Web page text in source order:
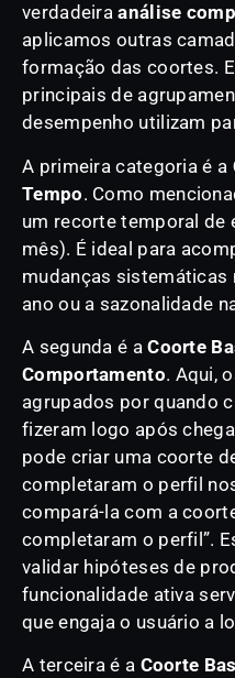
verdadeiraanálise
aplicamos outras
formação das coortes.
principais de
desempenho utilizam
A primeira categoria é a
Tempo. Como
um recorte temporal de
mês). É ideal para
mudanças
ano ou a sazonalidade
A segunda é aCoorte
Comportamento. Aqui,
agrupados por quando
fizeram logo após
pode criar uma coorte
completaram o perfil
compará-la com a
completaram o perfil”.
validar hipóteses de
funcionalidade ativa
que engaja o usuário a
A terceira é a Coorte